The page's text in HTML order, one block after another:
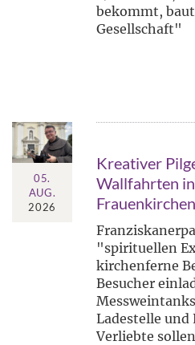
bekommt,
Gesellschaft"
05.
AUG.
2026
Kreativer
Wallfahrten
Frauenkirchen
"spirituellen
kirchenferne
Besucher
Ladestelle und
Verliebte